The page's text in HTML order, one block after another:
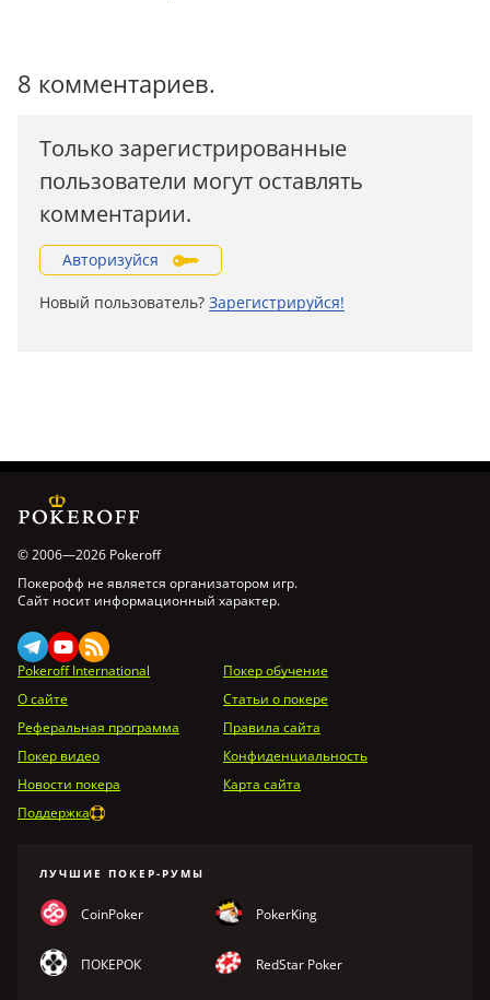
8 комментариев.
Только зарегистрированные
пользователи могут оставлять
комментарии.
Авторизуйся
Новый пользователь? Зарегистрируйся!
© 2006—2026 Pokeroff
Покерофф не является организатором игр.
Сайт носит информационный характер.
Pokeroff International
Покер обучение
О сайте
Статьи о покере
Реферальная программа
Правила сайта
Покер видео
Конфиденциальность
Новости покера
Карта сайта
Поддержка
ЛУЧШИЕ ПОКЕР-РУМЫ
CoinPoker PokerKing
ПОКЕРОК RedStar Poker